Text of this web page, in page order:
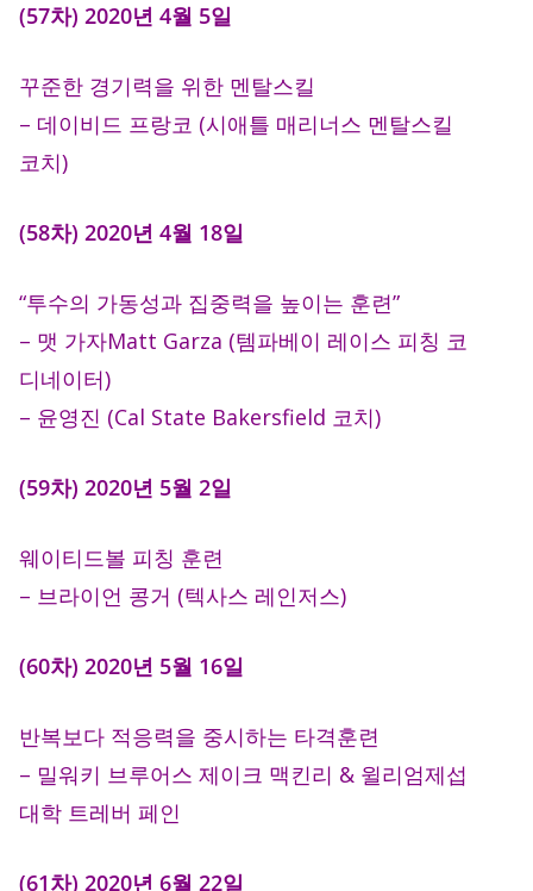
(57차) 2020년 4월 5일
꾸준한 경기력을 위한 멘탈스킬
– 데이비드 프랑코 (시애틀 매리너스 멘탈스킬
코치)
(58차) 2020년 4월 18일
“투수의 가동성과 집중력을 높이는 훈련”
– 맷 가자Matt Garza (템파베이 레이스 피칭 코
디네이터)
– 윤영진 (Cal State Bakersfield 코치)
(59차) 2020년 5월 2일
웨이티드볼 피칭 훈련
– 브라이언 콩거 (텍사스 레인저스)
(60차) 2020년 5월 16일
반복보다 적응력을 중시하는 타격훈련
– 밀워키 브루어스 제이크 맥킨리 & 윌리엄제섭
대학 트레버 페인
(61차) 2020년 6월 22일